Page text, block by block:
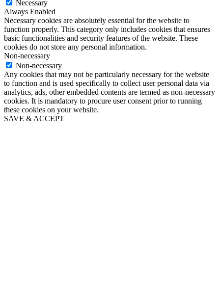
Necessary
Always Enabled
Necessary cookies are absolutely essential for the website to
function properly. This category only includes cookies that ensures
basic functionalities and security features of the website. These
cookies do not store any personal information.
Non-necessary
Non-necessary
Any cookies that may not be particularly necessary for the website
to function and is used specifically to collect user personal data via
analytics, ads, other embedded contents are termed as non-necessary
cookies. It is mandatory to procure user consent prior to running
these cookies on your website.
SAVE & ACCEPT